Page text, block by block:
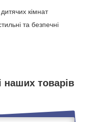
кімнат
та безпечні
наших товарів